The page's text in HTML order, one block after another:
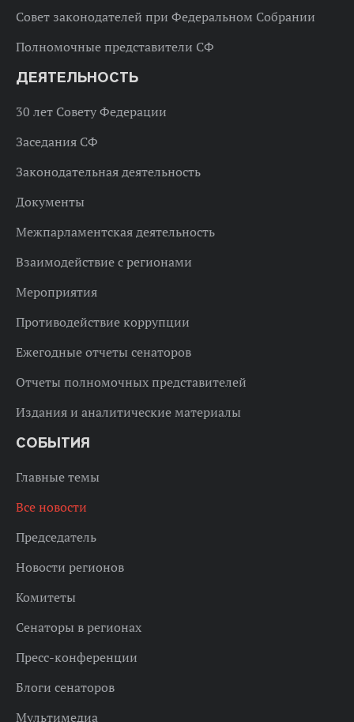
Совет законодателей при Федеральном Собрании
Полномочные представители СФ
ДЕЯТЕЛЬНОСТЬ
30 лет Совету Федерации
Заседания СФ
Законодательная деятельность
Документы
Межпарламентская деятельность
Взаимодействие с регионами
Мероприятия
Противодействие коррупции
Ежегодные отчеты сенаторов
Отчеты полномочных представителей
Издания и аналитические материалы
СОБЫТИЯ
Главные темы
Все новости
Председатель
Новости регионов
Комитеты
Сенаторы в регионах
Пресс-конференции
Блоги сенаторов
Мультимедиа